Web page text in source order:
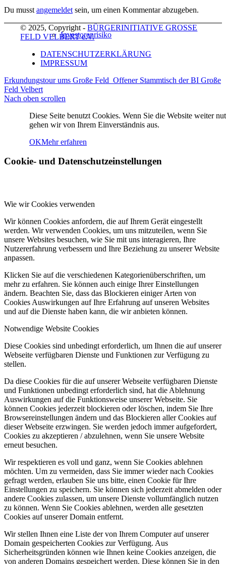
Investorenrisiko
AKTIONEN
MARTINSUMZUG
BLÜHPATENSCHAFT
STADTGESTALTEN
VELDLICHTER
Du musst angemeldet sein, um einen Kommentar abzugeben.
© 2025, Copyright -BÜRGERINITIATIVE GROSSE
FELD VELBERT e.V.
DATENSCHUTZERKLÄRUNG
IMPRESSUM
Erkundungstour ums Große Feld Offener Stammtisch der BI Große
Feld Velbert
Nach oben scrollen
Diese Seite benutzt Cookies. Wenn Sie die Website weiter
gehen wir von Ihrem Einverständnis aus.
OKMehr erfahren
Cookie- und Datenschutzeinstellungen
Wie wir Cookies verwenden
Wir können Cookies anfordern, die auf Ihrem Gerät eingestellt
werden. Wir verwenden Cookies, um uns mitzuteilen, wenn Sie
unsere Websites besuchen, wie Sie mit uns interagieren, Ihre
Nutzererfahrung verbessern und Ihre Beziehung zu unserer Website
anpassen.
Klicken Sie auf die verschiedenen Kategorienüberschriften, um
mehr zu erfahren. Sie können auch einige Ihrer Einstellungen
ändern. Beachten Sie, dass das Blockieren einiger Arten von
Cookies Auswirkungen auf Ihre Erfahrung auf unseren Websites
und auf die Dienste haben kann, die wir anbieten können.
Notwendige Website Cookies
Diese Cookies sind unbedingt erforderlich, um Ihnen die auf unserer
Webseite verfügbaren Dienste und Funktionen zur Verfügung zu
stellen.
Da diese Cookies für die auf unserer Webseite verfügbaren Dienste
und Funktionen unbedingt erforderlich sind, hat die Ablehnung
Auswirkungen auf die Funktionsweise unserer Webseite. Sie
können Cookies jederzeit blockieren oder löschen, indem Sie Ihre
Browsereinstellungen ändern und das Blockieren aller Cookies auf
dieser Webseite erzwingen. Sie werden jedoch immer aufgefordert,
Cookies zu akzeptieren / abzulehnen, wenn Sie unsere Website
erneut besuchen.
Wir respektieren es voll und ganz, wenn Sie Cookies ablehnen
möchten. Um zu vermeiden, dass Sie immer wieder nach Cookies
gefragt werden, erlauben Sie uns bitte, einen Cookie für Ihre
Einstellungen zu speichern. Sie können sich jederzeit abmelden oder
andere Cookies zulassen, um unsere Dienste vollumfänglich nutzen
zu können. Wenn Sie Cookies ablehnen, werden alle gesetzten
Cookies auf unserer Domain entfernt.
Wir stellen Ihnen eine Liste der von Ihrem Computer auf unserer
Domain gespeicherten Cookies zur Verfügung. Aus
Sicherheitsgründen können wie Ihnen keine Cookies anzeigen, die
von anderen Domains gespeichert werden. Diese können Sie in den